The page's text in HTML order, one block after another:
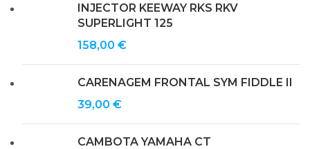
INJECTOR KEEWAY RKS RKV
SUPERLIGHT 125
158,00 €
CARENAGEM FRONTAL SYM FIDDLE II
39,00 €
CAMBOTA YAMAHA CT